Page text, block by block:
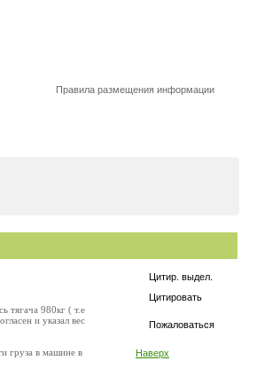
Правила размещения информации
Цитир. выдел.
Цитировать
Пожаловаться
Наверх
тягача 980кг ( т.е
и указал вес
груза в машине в